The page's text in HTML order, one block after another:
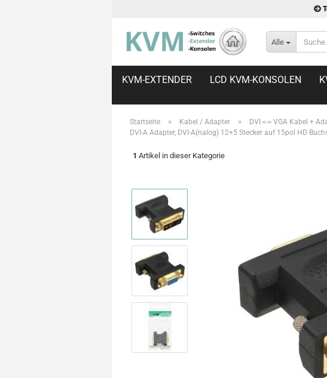
Alle
KVM-EXTENDER LCD KVM-KONSOLEN
Startseite » Kabel / Adapter » DVI <-> VGA Kabel +
DVI-A Adapter, DVI-A(nalog) 12+5 Stecker auf 15pol HD
1 Artikel in dieser Kategorie